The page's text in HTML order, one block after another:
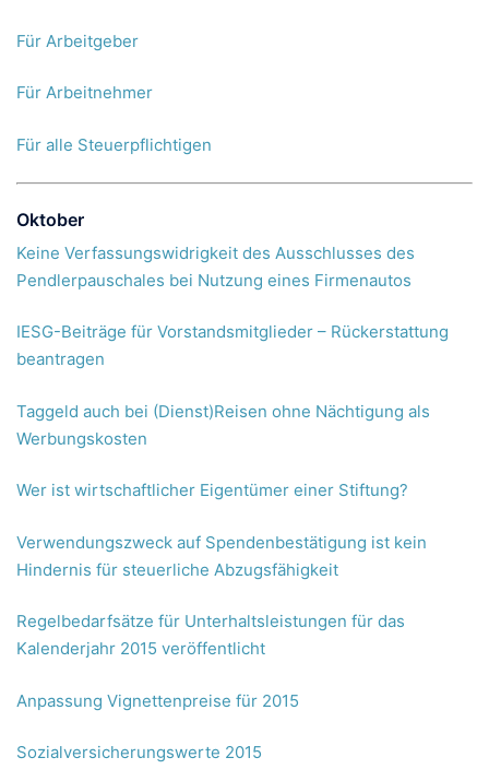
Für Arbeitgeber
Für Arbeitnehmer
Für alle Steuerpflichtigen
Oktober
Keine Verfassungswidrigkeit des Ausschlusses des
Pendlerpauschales bei Nutzung eines Firmenautos
IESG-Beiträge für Vorstandsmitglieder – Rückerstattung
beantragen
Taggeld auch bei (Dienst)Reisen ohne Nächtigung als
Werbungskosten
Wer ist wirtschaftlicher Eigentümer einer Stiftung?
Verwendungszweck auf Spendenbestätigung ist kein
Hindernis für steuerliche Abzugsfähigkeit
Regelbedarfsätze für Unterhaltsleistungen für das
Kalenderjahr 2015 veröffentlicht
Anpassung Vignettenpreise für 2015
Sozialversicherungswerte 2015